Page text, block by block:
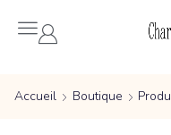
Accueil Boutique